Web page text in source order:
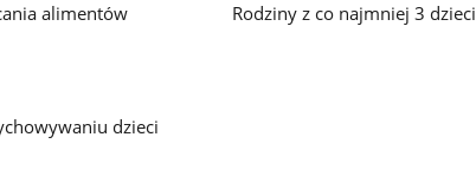
alimentów Rodziny z co najmniej 3 dzieci
dzieci